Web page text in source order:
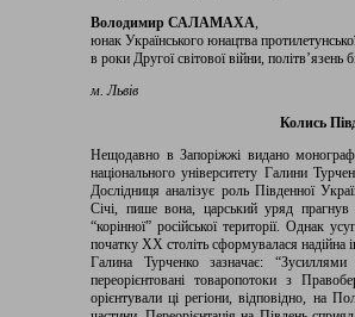
Володимир САЛАМАХА,
юнак Українського юнацтва
в роки Другої світової війни,
м. Львів
Колись
Нещодавно в Запоріжжі видано
національного університету Галини
Дослідниця аналізує роль Південної
Січі, пише вона, царський уряд
“корінної” російської території. Однак
початку ХХ століть сформувалася надійна
Галина Турченко зазначає:
переорієнтовані товаропотоки з
орієнтували ці регіони, відповідно, на